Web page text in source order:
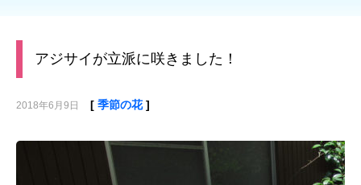
アジサイが立派に咲きました！
2018年6月9日 [ 季節の花]